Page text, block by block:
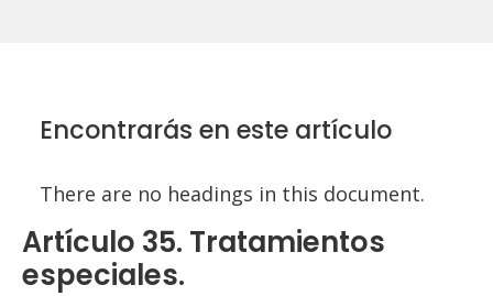
Encontrarás en este artículo
There are no headings in this document.
Artículo 35. Tratamientos
especiales.